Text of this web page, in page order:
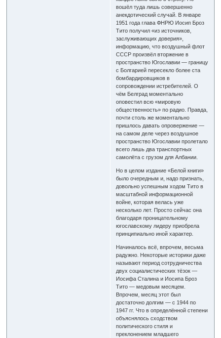
вошёл туда лишь совершенно
анекдотический случай. В январе
1951 года глава ФНРЮ Иосип Броз
Тито получил «из источников,
заслуживающих доверия»,
информацию, что воздушный флот
СССР произвёл вторжение в
пространство Югославии — границу
с Болгарией пересекло более ста
бомбардировщиков в
сопровождении истребителей. О
чём Белград моментально
оповестил всю «мировую
общественность» по радио. Правда,
почти столь же моментально
пришлось давать опровержение —
на самом деле через воздушное
пространство Югославии пролетало
всего лишь два транспортных
самолёта с грузом для Албании.
Но в целом издание «Белой книги»
было очередным и, надо признать,
довольно успешным ходом Тито в
масштабной информационной
войне, которая велась уже
несколько лет. Просто сейчас она
благодаря проницательному
югославскому лидеру приобрела
принципиально иной характер.
Начиналось всё, впрочем, весьма
радужно. Некоторые историки даже
называют период сотрудничества
двух социалистических тёзок —
Иосифа Сталина и Иосипа Броз
Тито — медовым месяцем.
Впрочем, месяц этот был
достаточно долгим — с 1944 по
1947 гг. Что в определённой степени
объяснялось сходством
политического стиля и
преклонением младшего